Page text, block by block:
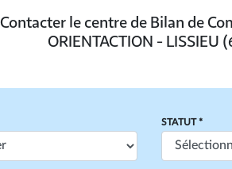
Contacter le centre de Bilan de
ORIENTACTION - LISSIEU
STATUT *